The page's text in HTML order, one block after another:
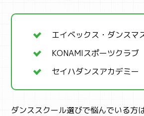
エイベックス・ダンスマ
KONAMIスポーツクラブ
セイハダンスアカデミー
ダンススクール選びで悩んでいる方